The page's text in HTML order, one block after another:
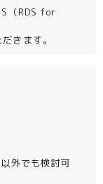
（RDS for
きます。
外でも検討可